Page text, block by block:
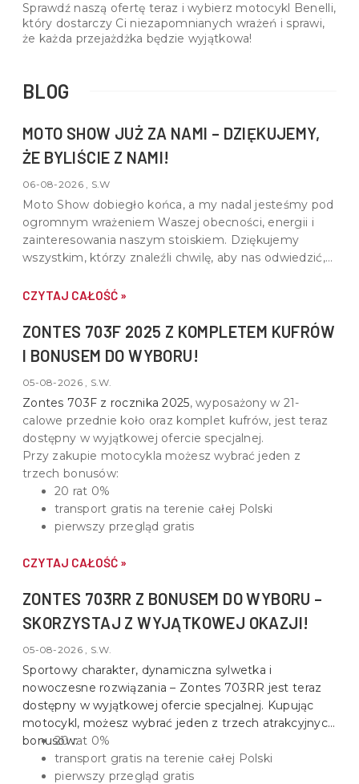
Sprawdź naszą ofertę teraz i wybierz motocykl Benelli,
który dostarczy Ci niezapomnianych wrażeń i sprawi,
że każda przejażdżka będzie wyjątkowa!
BLOG
MOTO SHOW JUŻ ZA NAMI – DZIĘKUJEMY,
ŻE BYLIŚCIE Z NAMI!
06-08-2026 , S.W
Moto Show dobiegło końca, a my nadal jesteśmy pod
ogromnym wrażeniem Waszej obecności, energii i
zainteresowania naszym stoiskiem. Dziękujemy
wszystkim, którzy znaleźli chwilę, aby nas odwiedzić,
do motoryzacji.
CZYTAJ CAŁOŚĆ »
ZONTES 703F 2025 Z KOMPLETEM KUFRÓW
I BONUSEM DO WYBORU!
05-08-2026 , S.W.
Zontes 703F z rocznika 2025, wyposażony w 21-
calowe przednie koło oraz komplet kufrów, jest teraz
dostępny w wyjątkowej ofercie specjalnej.
Przy zakupie motocykla możesz wybrać jeden z
trzech bonusów:
20 rat 0%
transport gratis na terenie całej Polski
pierwszy przegląd gratis
CZYTAJ CAŁOŚĆ »
ZONTES 703RR Z BONUSEM DO WYBORU –
SKORZYSTAJ Z WYJĄTKOWEJ OKAZJI!
05-08-2026 , S.W.
Sportowy charakter, dynamiczna sylwetka i
nowoczesne rozwiązania – Zontes 703RR jest teraz
dostępny w wyjątkowej ofercie specjalnej. Kupując
motocykl, możesz wybrać jeden z trzech atrakcyjnych
bonusów:20 rat 0%
transport gratis na terenie całej Polski
pierwszy przegląd gratis